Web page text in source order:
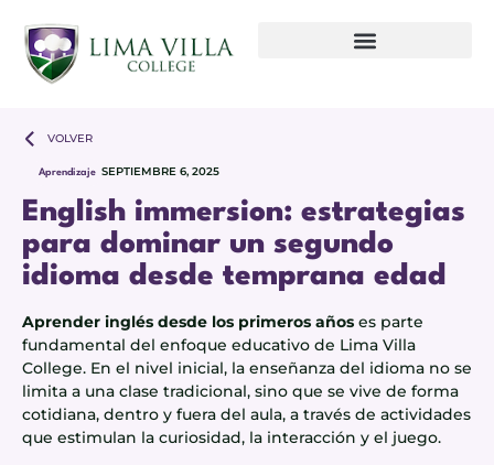
VOLVER
Aprendizaje SEPTIEMBRE 6, 2025
English immersion: estrategias
para dominar un segundo
idioma desde temprana edad
Aprender inglés desde los primeros años es parte
fundamental del enfoque educativo de Lima Villa
College. En el nivel inicial, la enseñanza del idioma no se
limita a una clase tradicional, sino que se vive de forma
cotidiana, dentro y fuera del aula, a través de actividades
que estimulan la curiosidad, la interacción y el juego.